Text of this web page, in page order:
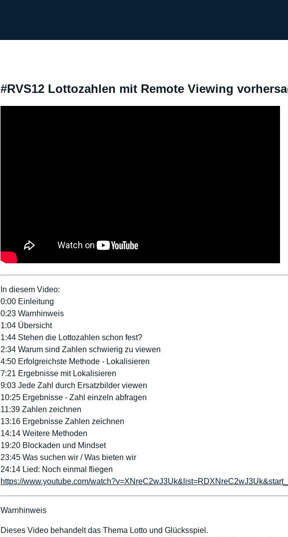
#RVS12 Lottozahlen mit Remote Viewing
In diesem Video:
0:00 Einleitung
0:23 Warnhinweis
1:04 Übersicht
1:44 Stehen die Lottozahlen schon fest?
2:34 Warum sind Zahlen schwierig zu viewen
4:50 Erfolgreichste Methode - Lokalisieren
7:21 Ergebnisse mit Lokalisieren
9:03 Jede Zahl durch Ersatzbilder viewen
10:25 Ergebnisse - Zahl einzeln abfragen
11:39 Zahlen zeichnen
13:16 Ergebnisse Zahlen zeichnen
14:14 Weitere Methoden
19:20 Blockaden und Mindset
23:45 Was suchen wir / Was bieten wir
24:14 Lied: Noch einmal fliegen
https://www.youtube.com/
Warnhinweis
Dieses Video behandelt das Thema Lotto und Glücksspiel.